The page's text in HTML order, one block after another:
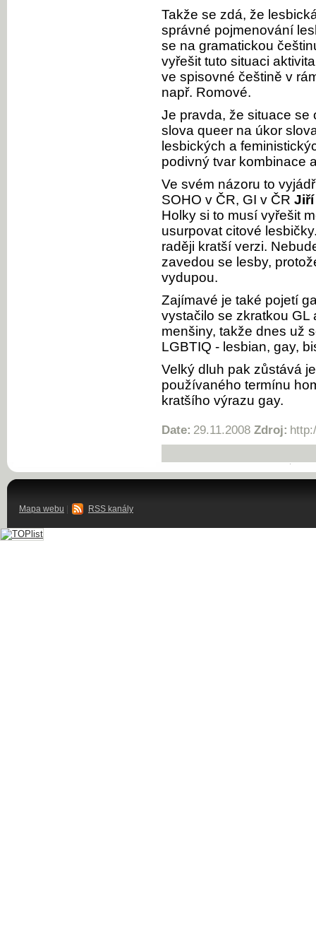
Takže se zdá, že
správné pojmenování
se na gramatickou
vyřešit tuto situaci
ve spisovné češtině v
např. Romové.
Je pravda, že situace se
slova queer na úkor
lesbických a
podivný tvar kombinace
Ve svém názoru to
SOHO v ČR, GI v ČR Jiří
Holky si to musí vyřešit
usurpovat citové
raději kratší verzi.
zavedou se lesby,
vydupou.
Zajímavé je také pojetí
vystačilo se zkratkou
menšiny, takže dnes už
LGBTIQ - lesbian, gay,
Velký dluh pak zůstává
používaného termínu
kratšího výrazu gay.
Date: 29.11.2008 Zdroj:
Mapa webu RSS kanály